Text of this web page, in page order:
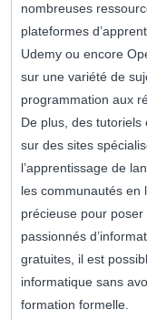
nombreuses
plateformes
Udemy ou encore
sur une variété de
programmation aux
De plus, des
sur des sites
l’apprentissage de
les communautés en
précieuse pour
passionnés
gratuites, il est
informatique sans
formation formelle.